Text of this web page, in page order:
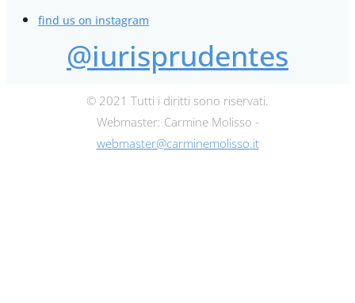
find us on instagram
@iurisprudentes
© 2021 Tutti i diritti sono riservati.
Webmaster: Carmine Molisso -
webmaster@carminemolisso.it